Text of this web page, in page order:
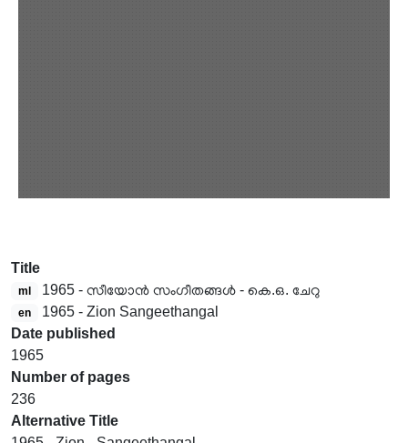
Title
ml 1965 - സീയോൻ സംഗീതങ്ങൾ - കെ.ഒ. ചേറു
en
1965 - Zion Sangeethangal
Date published
1965
Number of pages
236
Alternative Title